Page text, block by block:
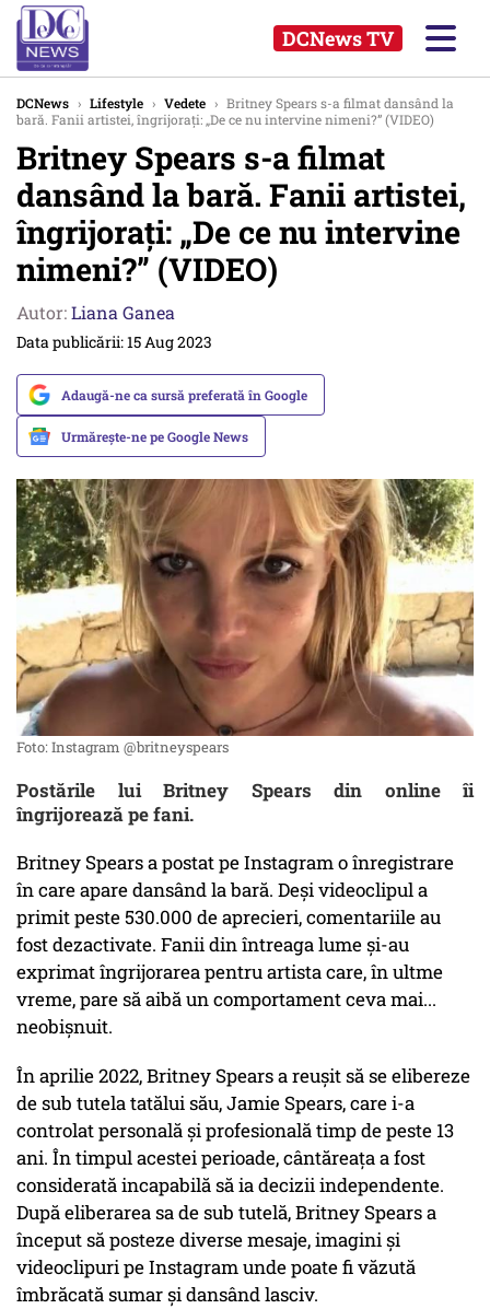
DCNews TV
DCNews › Lifestyle › Vedete › Britney Spears s-a filmat dansând la
bară. Fanii artistei, îngrijorați: „De ce nu intervine nimeni?” (VIDEO)
Britney Spears s-a filmat
dansând la bară. Fanii artistei,
îngrijorați: „De ce nu intervine
nimeni?” (VIDEO)
Autor:Liana Ganea
Data publicării: 15 Aug 2023
Adaugă-ne ca sursă preferată în Google
Urmărește-ne pe Google News
Foto: Instagram @britneyspears
Postările lui Britney Spears din online îi
îngrijorează pe fani.
Britney Spears a postat pe Instagram o înregistrare
în care apare dansând la bară. Deși videoclipul a
primit peste 530.000 de aprecieri, comentariile au
fost dezactivate. Fanii din întreaga lume și-au
exprimat îngrijorarea pentru artista care, în ultme
vreme, pare să aibă un comportament ceva mai...
neobişnuit.
În aprilie 2022, Britney Spears a reușit să se elibereze
de sub tutela tatălui său, Jamie Spears, care i-a
controlat personală și profesională timp de peste 13
ani. În timpul acestei perioade, cântăreața a fost
considerată incapabilă să ia decizii independente.
După eliberarea sa de sub tutelă, Britney Spears a
început să posteze diverse mesaje, imagini și
videoclipuri pe Instagram unde poate fi văzută
îmbrăcată sumar şi dansând lasciv.